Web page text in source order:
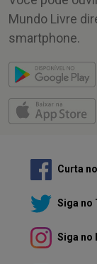
Mundo Livre
smartphone.
Curta
Siga no
Siga no